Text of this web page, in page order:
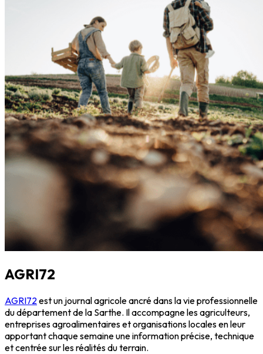
AGRI72
AGRI72 est un journal agricole ancré dans la vie professionnelle
du département de la Sarthe. Il accompagne les agriculteurs,
entreprises agroalimentaires et organisations locales en leur
apportant chaque semaine une information précise, technique
et centrée sur les réalités du terrain.